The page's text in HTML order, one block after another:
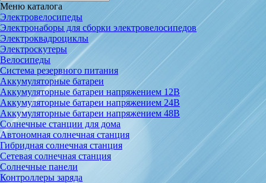
Меню каталога
Электровелосипеды
Электронаборы для сборки электровелосипедов
Электроквадроциклы
Электроскутеры
Велосипеды
Система резервного питания
Аккумуляторные батареи
Аккумуляторные батареи напряжением 12В
Аккумуляторные батареи напряжением 24В
Аккумуляторные батареи напряжением 48В
Солнечные станции для дома
Автономная солнечная станция
Гибридная солнечная станция
Сетевая солнечная станция
Солнечные панели
Контроллеры заряда